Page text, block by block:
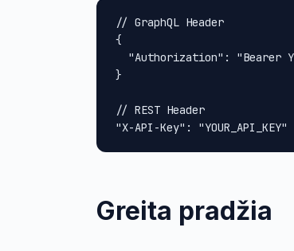
// GraphQL Header
{
"Authorization": "Bearer
}
// REST Header
"X-API-Key": "YOUR_API_KEY"
Greita pradžia